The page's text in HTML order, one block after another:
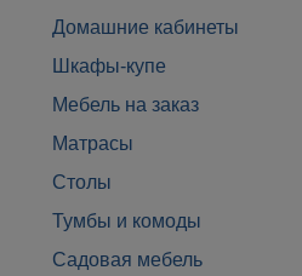
Домашние кабинеты
Шкафы-купе
Мебель на заказ
Матрасы
Столы
Тумбы и комоды
Садовая мебель